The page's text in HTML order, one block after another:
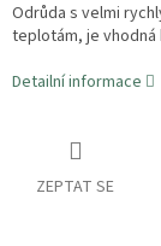
Odrůda s velmi
teplotám, je vhodná
Detailní informace
ZEPTAT SE